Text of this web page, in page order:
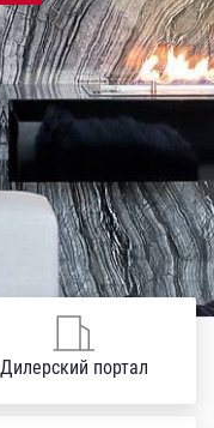
Дилерский портал